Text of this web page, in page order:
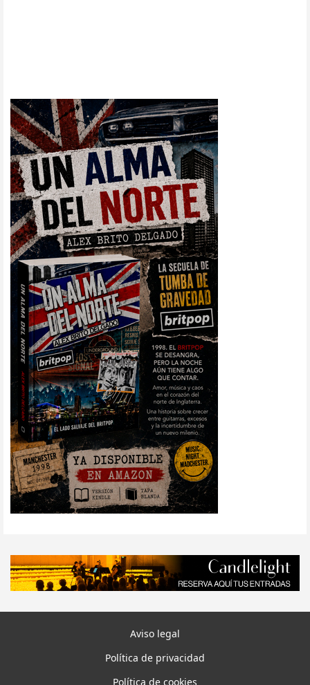
Aviso legal
Política de privacidad
Política de cookies